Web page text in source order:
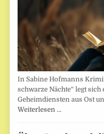
In Sabine Hofmanns
schwarze Nächte“ legt
Geheimdiensten aus Ost
Weiterlesen …